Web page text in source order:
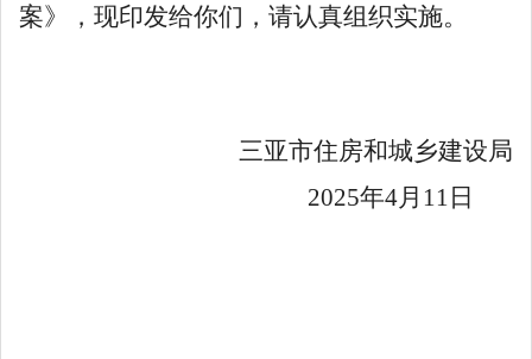
案》
， 现印发给你们，请认真组织实施。
三亚市住房和城乡建设局
2025年4月 1 1 日